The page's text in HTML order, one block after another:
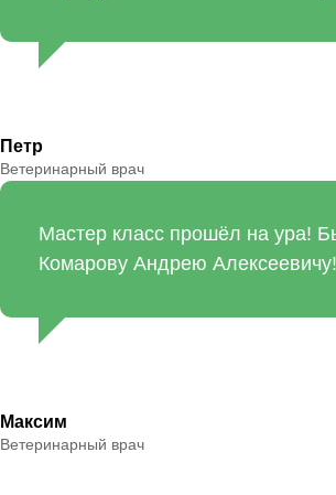
Петр
Ветеринарный врач
Мастер класс прошёл на ура!
Комарову Андрею
Максим
Ветеринарный врач